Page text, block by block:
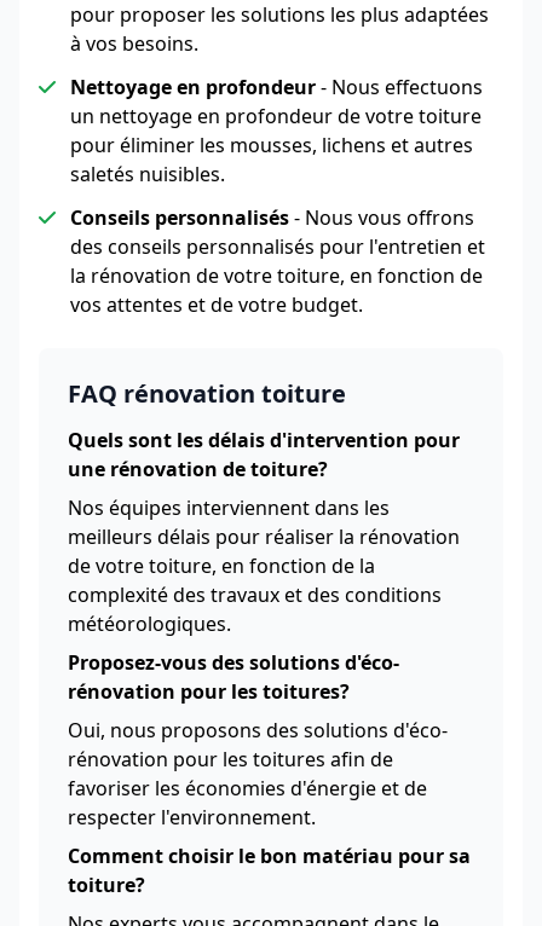
pour proposer les solutions les plus adaptées
à vos besoins.
Nettoyage en profondeur- Nous effectuons
un nettoyage en profondeur de votre toiture
pour éliminer les mousses, lichens et autres
saletés nuisibles.
Conseils personnalisés- Nous vous offrons
des conseils personnalisés pour l'entretien et
la rénovation de votre toiture, en fonction de
vos attentes et de votre budget.
FAQ rénovation toiture
Quels sont les délais d'intervention pour
une rénovation de toiture?
Nos équipes interviennent dans les
meilleurs délais pour réaliser la rénovation
de votre toiture, en fonction de la
complexité des travaux et des conditions
météorologiques.
Proposez-vous des solutions d'éco-
rénovation pour les toitures?
Oui, nous proposons des solutions d'éco-
rénovation pour les toitures afin de
favoriser les économies d'énergie et de
respecter l'environnement.
Comment choisir le bon matériau pour sa
toiture?